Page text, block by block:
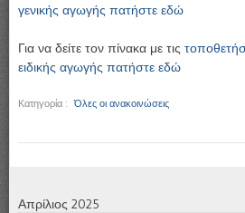
γενικής αγωγής πατήστε εδώ
Για να δείτε τον πίνακα με τις
ειδικής αγωγής πατήστε εδώ
Κατηγορία :Όλες οι ανακοινώσεις
Απρίλιος 2025